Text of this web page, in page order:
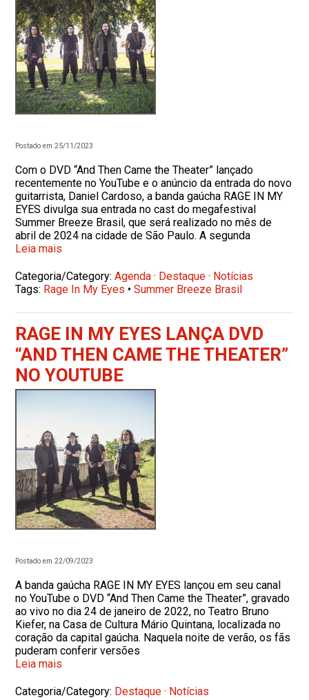
Postado em 25/11/2023
Com o DVD “And Then Came the Theater” lançado
recentemente no YouTube e o anúncio da entrada do novo
guitarrista, Daniel Cardoso, a banda gaúcha RAGE IN MY
EYES divulga sua entrada no cast do megafestival
Summer Breeze Brasil, que será realizado no mês de
abril de 2024 na cidade de São Paulo. A segunda
Leia mais
Categoria/Category:Agenda · Destaque · Notícias
Tags: Rage In My Eyes •Summer Breeze Brasil
RAGE IN MY EYES LANÇA DVD
“AND THEN CAME THE THEATER”
NO YOUTUBE
Postado em 22/09/2023
A banda gaúcha RAGE IN MY EYES lançou em seu canal
no YouTube o DVD “And Then Came the Theater”, gravado
ao vivo no dia 24 de janeiro de 2022, no Teatro Bruno
Kiefer, na Casa de Cultura Mário Quintana, localizada no
coração da capital gaúcha. Naquela noite de verão, os fãs
puderam conferir versões
Leia mais
Categoria/Category: Destaque · Notícias